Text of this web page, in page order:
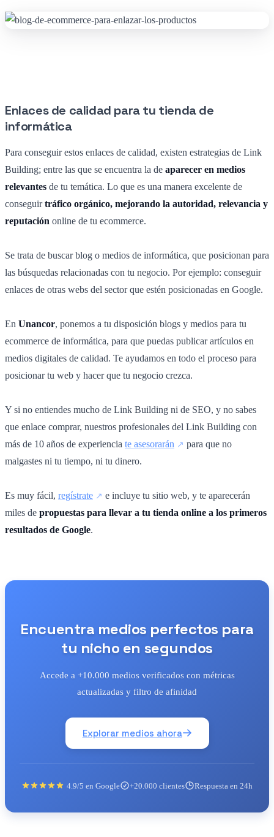
Enlaces de calidad para tu tienda de
informática
Para conseguir estos enlaces de calidad, existen estrategias de Link
Building; entre las que se encuentra la de aparecer en medios
relevantes de tu temática. Lo que es una manera excelente de
conseguirtráfico orgánico, mejorando la autoridad, relevancia y
reputación online de tu ecommerce.
Se trata de buscar blog o medios de informática, que posicionan para
las búsquedas relacionadas con tu negocio. Por ejemplo: conseguir
enlaces de otras webs del sector que estén posicionadas en Google.
En Unancor, ponemos a tu disposición blogs y medios para tu
ecommerce de informática, para que puedas publicar artículos en
medios digitales de calidad. Te ayudamos en todo el proceso para
posicionar tu web y hacer que tu negocio crezca.
Y si no entiendes mucho de Link Building ni de SEO, y no sabes
que enlace comprar, nuestros profesionales del Link Building con
más de 10 años de experiencia te asesorarán
para que no
malgastes ni tu tiempo, ni tu dinero.
Es muy fácil, regístrate
e incluye tu sitio web, y te aparecerán
miles de propuestas para llevar a tu tienda online a los primeros
resultados de Google.
Encuentra medios perfectos para
tu nicho en segundos
Accede a +10.000 medios verificados con métricas
actualizadas y filtro de afinidad
Explorar medios ahora
4.9/5 en Google +20.000 clientes Respuesta en 24h